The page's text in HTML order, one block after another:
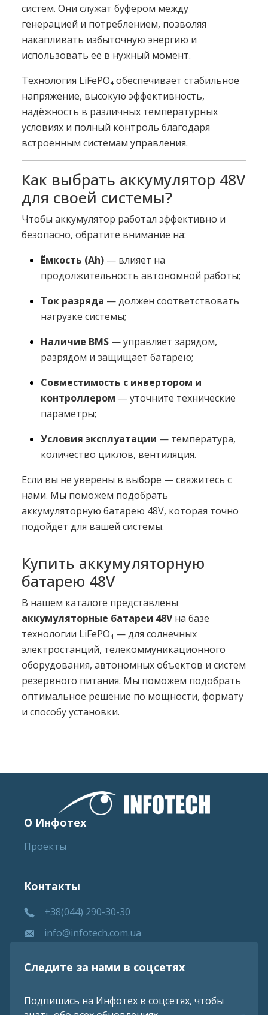
систем. Они служат буфером между
генерацией и потреблением, позволяя
накапливать избыточную энергию и
использовать её в нужный момент.
Технология LiFePO₄ обеспечивает стабильное
напряжение, высокую эффективность,
надёжность в различных температурных
условиях и полный контроль благодаря
встроенным системам управления.
Как выбрать аккумулятор 48V
для своей системы?
Чтобы аккумулятор работал эффективно и
безопасно, обратите внимание на:
Ёмкость (Ah) — влияет на
продолжительность автономной работы;
Ток разряда — должен соответствовать
нагрузке системы;
Наличие BMS — управляет зарядом,
разрядом и защищает батарею;
Совместимость с инвертором и
контроллером — уточните технические
параметры;
Условия эксплуатации — температура,
количество циклов, вентиляция.
Если вы не уверены в выборе — свяжитесь с
нами. Мы поможем подобрать
аккумуляторную батарею 48V, которая точно
подойдёт для вашей системы.
Купить аккумуляторную
батарею 48V
В нашем каталоге представлены
аккумуляторные батареи 48Vна базе
технологии LiFePO₄ — для солнечных
электростанций, телекоммуникационного
оборудования, автономных объектов и систем
резервного питания. Мы поможем подобрать
оптимальное решение по мощности, формату
и способу установки.
О Инфотех
Проекты
Контакты
+38(044) 290-30-30
info@infotech.com.ua
Следите за нами в соцсетях
Подпишись на Инфотех в соцсетях, чтобы